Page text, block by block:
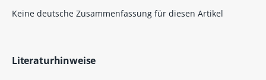
Keine deutsche Zusammenfassung für diesen Artikel
Literaturhinweise